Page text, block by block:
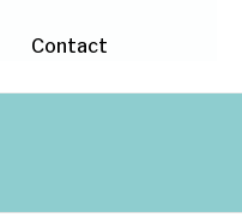
Contact